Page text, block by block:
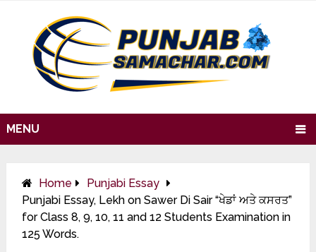
MENU
Home
Punjabi Essay
Punjabi Essay, Lekh on Sawer Di Sair “ਖੇਡਾਂ ਅਤੇ ਕਸਰਤ”
for Class 8, 9, 10, 11 and 12 Students Examination in
125 Words.